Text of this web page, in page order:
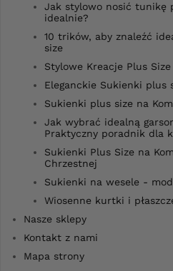
Jak stylowo nosić tunikę
idealnie?
10 trików, aby znaleźć
size
Stylowe Kreacje Plus
Eleganckie Sukienki plus
Sukienki plus size na
Jak wybrać idealną
Praktyczny poradnik dla
Sukienki Plus Size na
Chrzestnej
Sukienki na wesele -
Wiosenne kurtki i
Nasze sklepy
Kontakt z nami
Mapa strony